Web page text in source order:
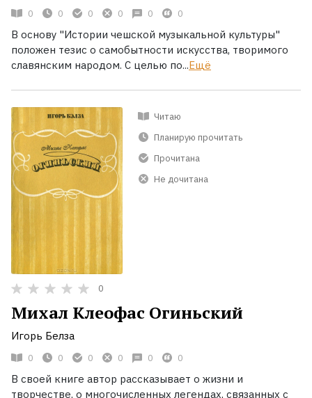
0 0 0 0 0 0
В основу "Истории чешской музыкальной культуры"
положен тезис о самобытности искусства, творимого
славянским народом. С целью по...Ещё
Читаю
Планирую прочитать
Прочитана
Не дочитана
0
Михал Клеофас Огиньский
Игорь Белза
0 0 0 0 0 0
В своей книге автор рассказывает о жизни и
творчестве, о многочисленных легендах, связанных с